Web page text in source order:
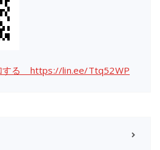
する https://lin.ee/Ttq52WP